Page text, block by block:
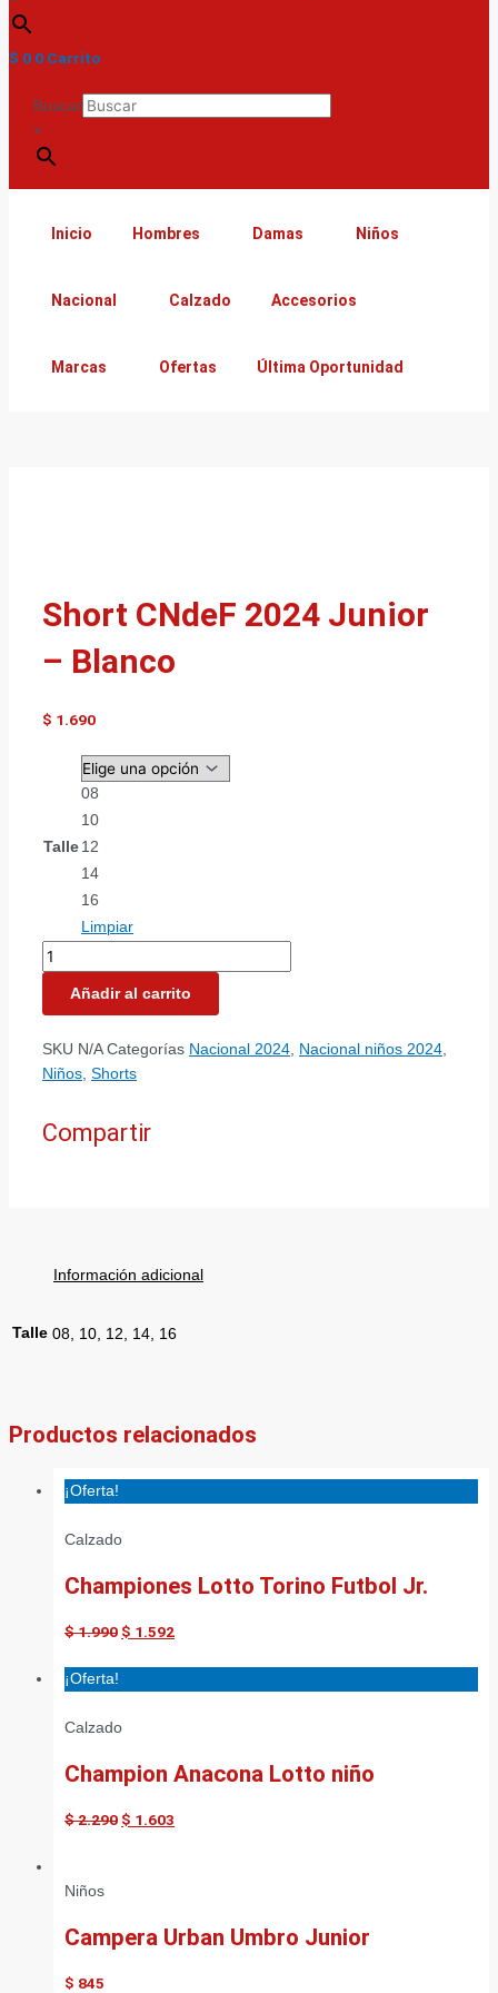
$ 0 0 Carrito
Buscar
×
Inicio Hombres Damas Niños
Nacional Calzado Accesorios
Marcas Ofertas Última Oportunidad
Short CNdeF 2024 Junior
– Blanco
$ 1.690
Talle
08
10
12
14
16
Limpiar
Añadir al carrito
SKU N/A Categorías Nacional 2024, Nacional niños 2024,
Niños, Shorts
Compartir
Información adicional
Talle 08, 10, 12, 14, 16
Productos relacionados
¡Oferta!
Calzado
Championes Lotto Torino Futbol Jr.
$1.990 $ 1.592
¡Oferta!
Calzado
Champion Anacona Lotto niño
$2.290 $ 1.603
Niños
Campera Urban Umbro Junior
$ 845